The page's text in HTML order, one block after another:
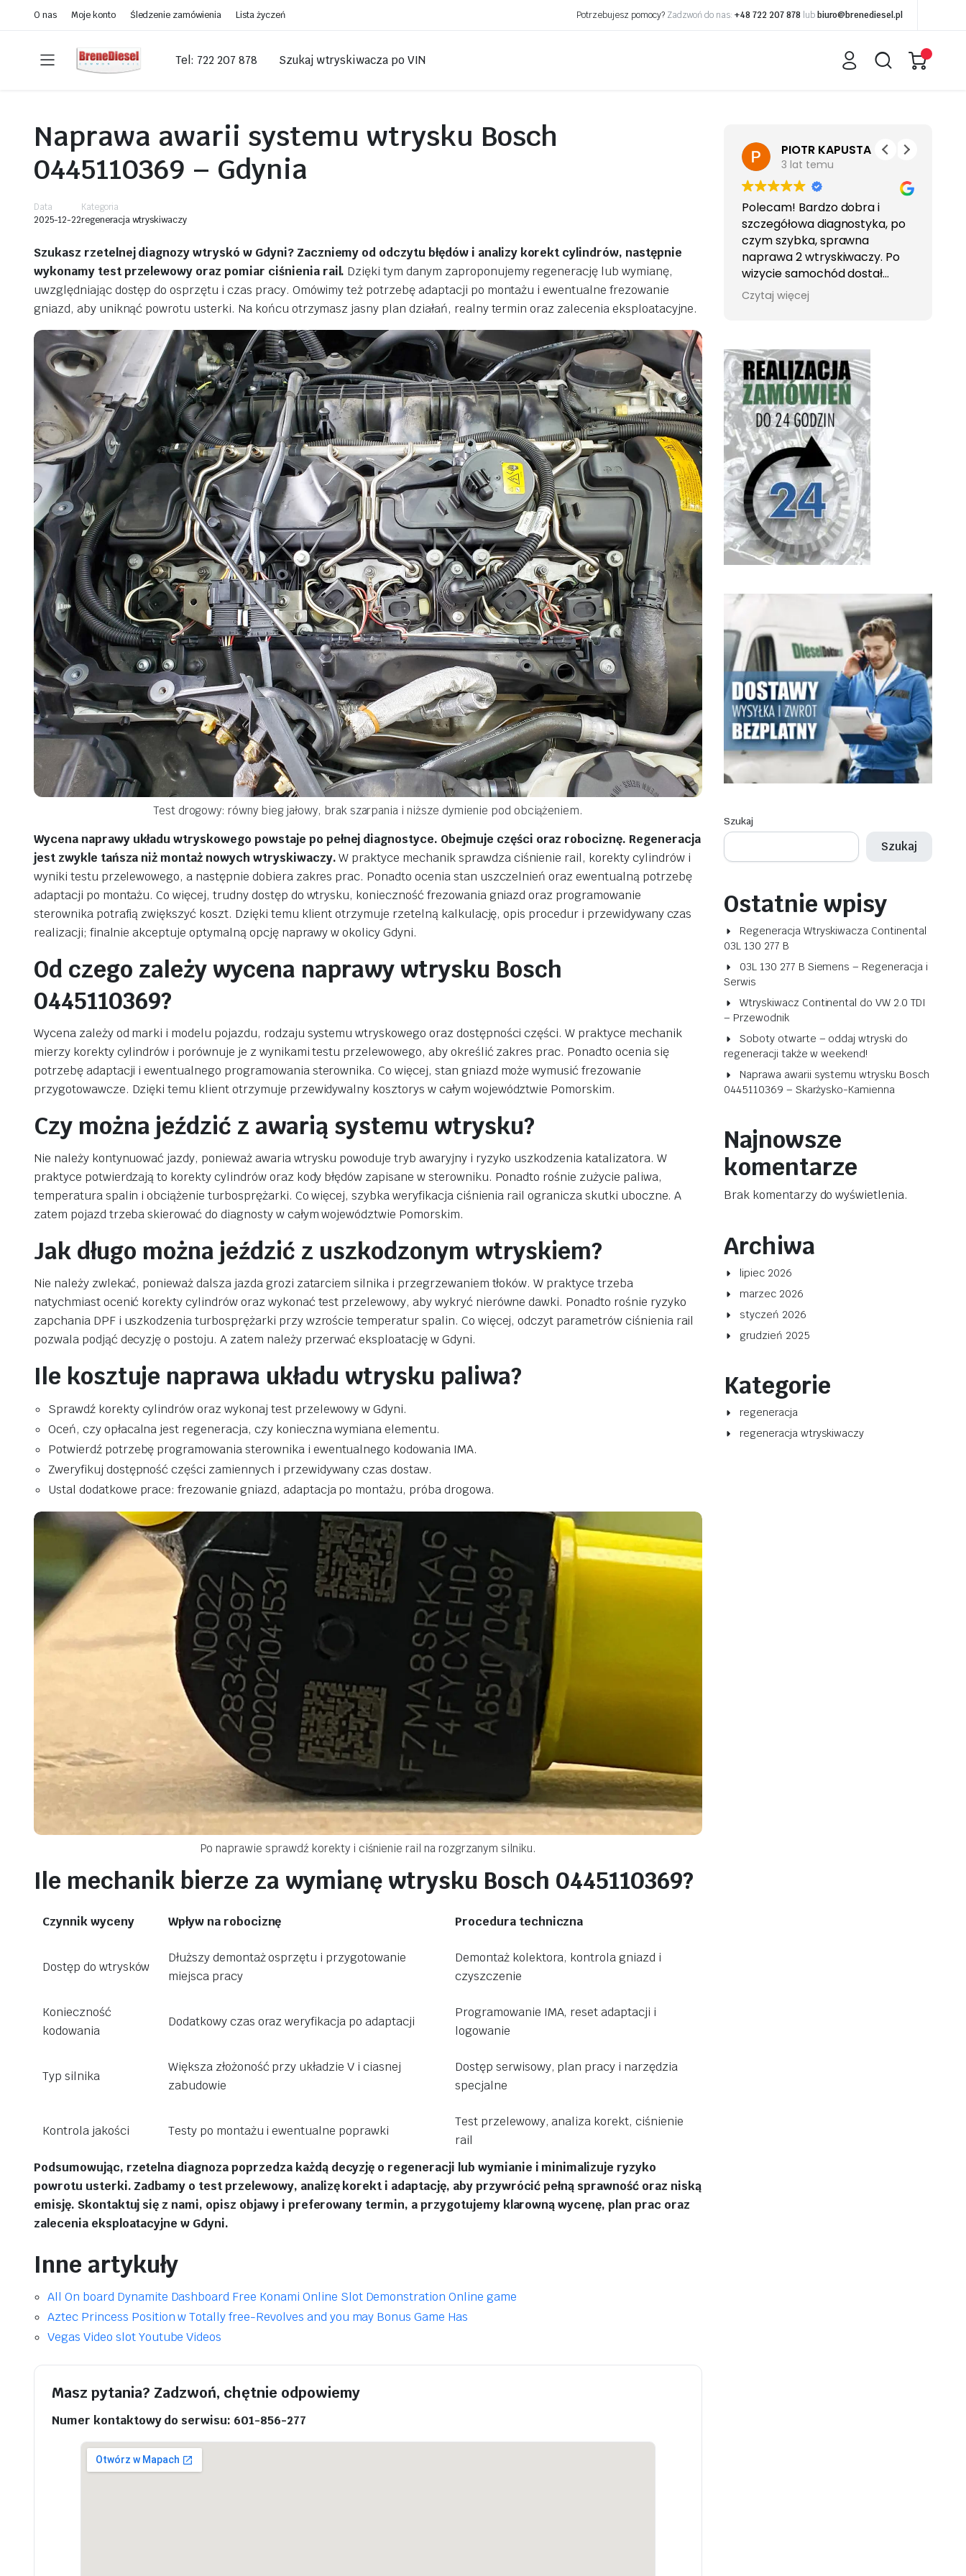
O nas Moje konto Śledzenie zamówienia Lista życzeń Potrzebujesz pomocy? Zadzwoń do nas: +48 722 207 878 lub biuro@brenediesel.pl
Tel: 722 207 878 Szukaj wtryskiwacza po VIN
Naprawa awarii systemu wtrysku Bosch
0445110369 – Gdynia
Data
2025-12-22
Kategoria
regeneracja wtryskiwaczy
Szukasz rzetelnej diagnozy wtryskó w Gdyni? Zaczniemy od odczytu błędów i analizy korekt cylindrów, następnie
wykonamy test przelewowy oraz pomiar ciśnienia rail. Dzięki tym danym zaproponujemy regenerację lub wymianę,
uwzględniając dostęp do osprzętu i czas pracy. Omówimy też potrzebę adaptacji po montażu i ewentualne frezowanie
gniazd, aby uniknąć powrotu usterki. Na końcu otrzymasz jasny plan działań, realny termin oraz zalecenia eksploatacyjne.
Test drogowy: równy bieg jałowy, brak szarpania i niższe dymienie pod obciążeniem.
Wycena naprawy układu wtryskowego powstaje po pełnej diagnostyce. Obejmuje części oraz robociznę. Regeneracja
jest zwykle tańsza niż montaż nowych wtryskiwaczy.W praktyce mechanik sprawdza ciśnienie rail, korekty cylindrów i
wyniki testu przelewowego, a następnie dobiera zakres prac. Ponadto ocenia stan uszczelnień oraz ewentualną potrzebę
adaptacji po montażu. Co więcej, trudny dostęp do wtrysku, konieczność frezowania gniazd oraz programowanie
sterownika potrafią zwiększyć koszt. Dzięki temu klient otrzymuje rzetelną kalkulację, opis procedur i przewidywany czas
realizacji; finalnie akceptuje optymalną opcję naprawy w okolicy Gdyni.
Od czego zależy wycena naprawy wtrysku Bosch
0445110369?
Wycena zależy od marki i modelu pojazdu, rodzaju systemu wtryskowego oraz dostępności części. W praktyce mechanik
mierzy korekty cylindrów i porównuje je z wynikami testu przelewowego, aby określić zakres prac. Ponadto ocenia się
potrzebę adaptacji i ewentualnego programowania sterownika. Co więcej, stan gniazd może wymusić frezowanie
przygotowawcze. Dzięki temu klient otrzymuje przewidywalny kosztorys w całym województwie Pomorskim.
Czy można jeździć z awarią systemu wtrysku?
Nie należy kontynuować jazdy, ponieważ awaria wtrysku powoduje tryb awaryjny i ryzyko uszkodzenia katalizatora. W
praktyce potwierdzają to korekty cylindrów oraz kody błędów zapisane w sterowniku. Ponadto rośnie zużycie paliwa,
temperatura spalin i obciążenie turbosprężarki. Co więcej, szybka weryfikacja ciśnienia rail ogranicza skutki uboczne. A
zatem pojazd trzeba skierować do diagnosty w całym województwie Pomorskim.
Jak długo można jeździć z uszkodzonym wtryskiem?
Nie należy zwlekać, ponieważ dalsza jazda grozi zatarciem silnika i przegrzewaniem tłoków. W praktyce trzeba
natychmiast ocenić korekty cylindrów oraz wykonać test przelewowy, aby wykryć nierówne dawki. Ponadto rośnie ryzyko
zapchania DPF i uszkodzenia turbosprężarki przy wzroście temperatur spalin. Co więcej, odczyt parametrów ciśnienia rail
pozwala podjąć decyzję o postoju. A zatem należy przerwać eksploatację w Gdyni.
Ile kosztuje naprawa układu wtrysku paliwa?
Sprawdź korekty cylindrów oraz wykonaj test przelewowy w Gdyni.
Oceń, czy opłacalna jest regeneracja, czy konieczna wymiana elementu.
Potwierdź potrzebę programowania sterownika i ewentualnego kodowania IMA.
Zweryfikuj dostępność części zamiennych i przewidywany czas dostaw.
Ustal dodatkowe prace: frezowanie gniazd, adaptacja po montażu, próba drogowa.
Po naprawie sprawdź korekty i ciśnienie rail na rozgrzanym silniku.
Ile mechanik bierze za wymianę wtrysku Bosch 0445110369?
Czynnik wyceny Wpływ na robociznę Procedura techniczna
Dostęp do wtrysków
Dłuższy demontaż osprzętu i przygotowanie
miejsca pracy
Demontaż kolektora, kontrola gniazd i
czyszczenie
Konieczność
kodowania
Dodatkowy czas oraz weryfikacja po adaptacji
Programowanie IMA, reset adaptacji i
logowanie
Typ silnika
Większa złożoność przy układzie V i ciasnej
zabudowie
Dostęp serwisowy, plan pracy i narzędzia
specjalne
Kontrola jakości Testy po montażu i ewentualne poprawki
Test przelewowy, analiza korekt, ciśnienie
rail
Podsumowując, rzetelna diagnoza poprzedza każdą decyzję o regeneracji lub wymianie i minimalizuje ryzyko
powrotu usterki. Zadbamy o test przelewowy, analizę korekt i adaptację, aby przywrócić pełną sprawność oraz niską
emisję. Skontaktuj się z nami, opisz objawy i preferowany termin, a przygotujemy klarowną wycenę, plan prac oraz
zalecenia eksploatacyjne w Gdyni.
Inne artykuły
All On board Dynamite Dashboard Free Konami Online Slot Demonstration Online game
Aztec Princess Position w Totally free-Revolves and you may Bonus Game Has
Vegas Video slot Youtube Videos
Masz pytania? Zadzwoń, chętnie odpowiemy
Numer kontaktowy do serwisu: 601-856-277
StolikPL
3 lat temu
Polecam! Znają się na rzeczy,
doradzą i wytłumaczą. Ceny
ekspresowe. Rano oddane
wtryski do sprawdzenia i dpf
do regeneracji, a po południu
już były gotowe do odbioru.
Czytaj więcej
Mirek Różalski
pompowtyrsków była
zrobiona profesjonalnie,
wszystko chodzi tak jak
trzeba. Obsługa bardzo
Mazowieckiego
Czytaj więcej
Byłem pod wrażeniem
PIOTR KAPUSTA
3 lat temu
Polecam! Bardzo dobra i
szczegółowa diagnostyka, po
czym szybka, sprawna
naprawa 2 wtryskiwaczy. Po
wizycie samochód dostał
drugie życie i śmiga , aż miło! ;)
spalanie spadło i to dużo bo o
kultura pracy silnika, wszystko
na plus. Widać, że Panowie
znają się na swojej robocie
Polecam ;)
Czytaj więcej
Szukaj
Szukaj
Ostatnie wpisy
Regeneracja Wtryskiwacza Continental
03L 130 277 B
03L 130 277 B Siemens – Regeneracja i
Serwis
Wtryskiwacz Continental do VW 2.0 TDI
– Przewodnik
Soboty otwarte – oddaj wtryski do
regeneracji także w weekend!
Naprawa awarii systemu wtrysku Bosch
0445110369 – Skarżysko-Kamienna
Najnowsze
komentarze
Brak komentarzy do wyświetlenia.
Archiwa
lipiec 2026
marzec 2026
styczeń 2026
grudzień 2025
Kategorie
regeneracja
regeneracja wtryskiwaczy